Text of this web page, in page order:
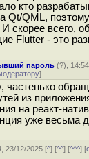
кто
Qt/QML,
скорее всего,
Flutter - это
пароль (?),
]
частенько
из
на реакт-
уже весьма
23/12/2025 [^] [^^] [^^^] [